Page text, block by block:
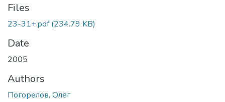
Files
23-31+.pdf(234.79 KB)
Date
2005
Authors
Погорелов, Олег